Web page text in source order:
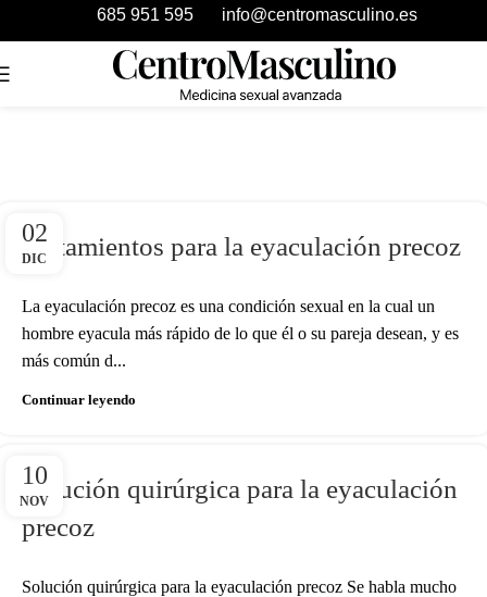
685 951 595 info@centromasculino.es
02
DIC
Tratamientos para la eyaculación precoz
La eyaculación precoz es una condición sexual en la cual un
hombre eyacula más rápido de lo que él o su pareja desean, y es
más común d...
Continuar leyendo
10
NOV
Solución quirúrgica para la eyaculación
precoz
Solución quirúrgica para la eyaculación precoz Se habla mucho